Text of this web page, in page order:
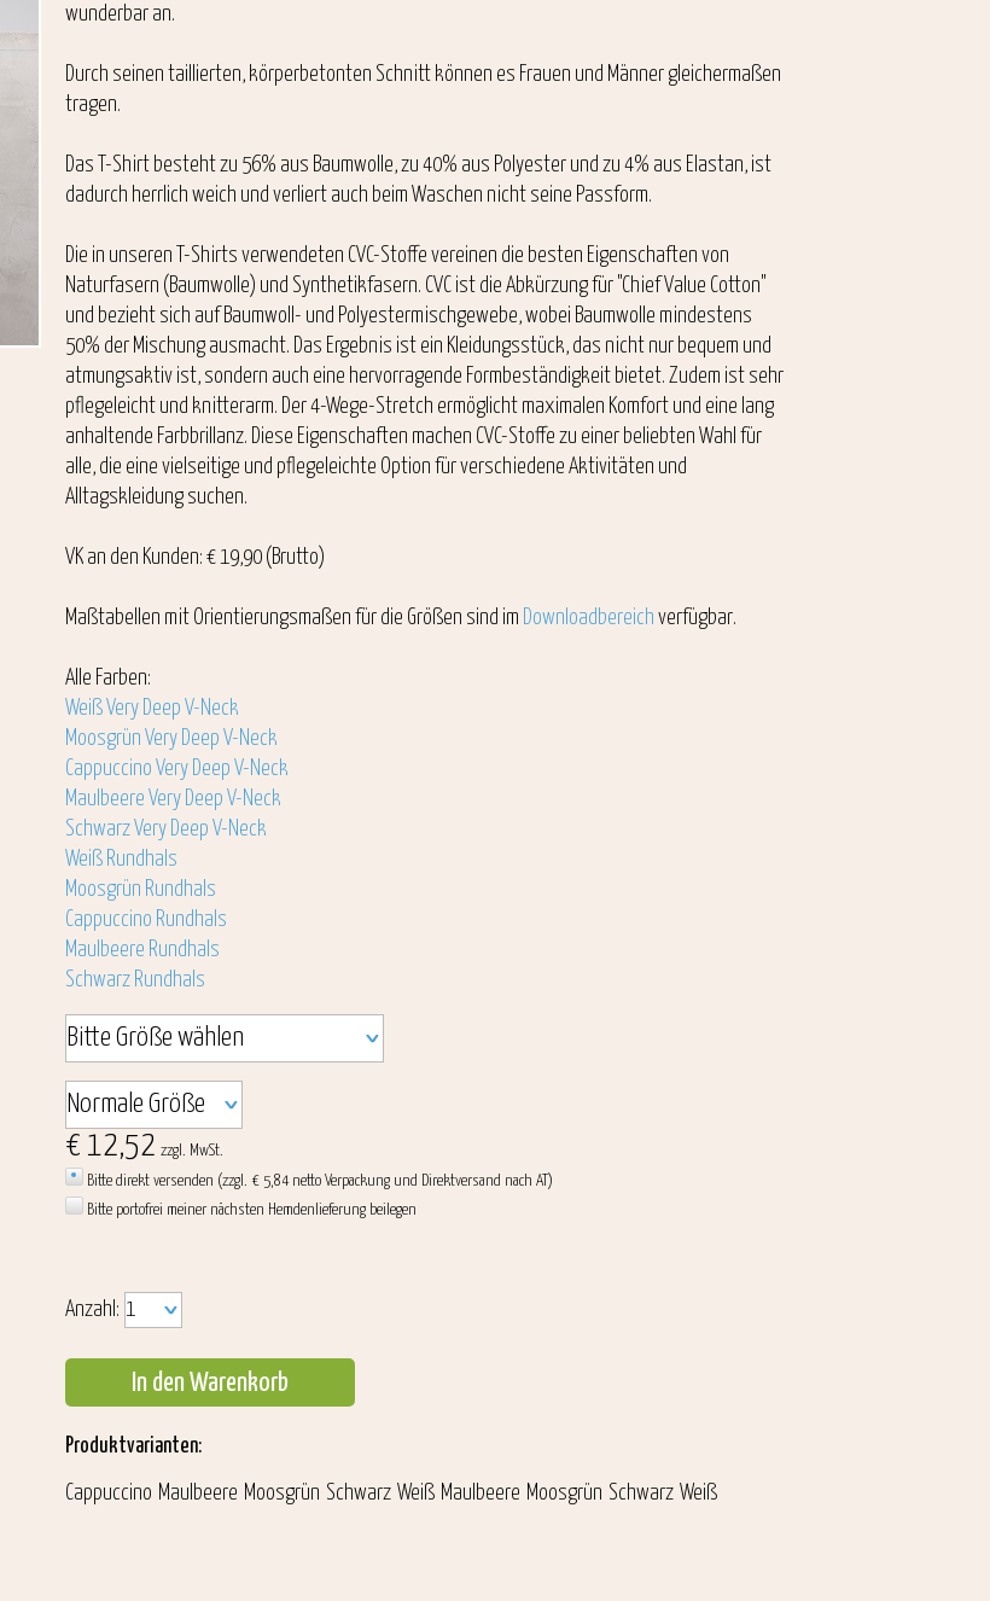
wunderbar an.
Durch seinen taillierten, körperbetonten Schnitt können es Frauen und Männer gleichermaßen
tragen.
Das T-Shirt besteht zu 56% aus Baumwolle, zu 40% aus Polyester und zu 4% aus Elastan, ist
dadurch herrlich weich und verliert auch beim Waschen nicht seine Passform.
Die in unseren T-Shirts verwendeten CVC-Stoffe vereinen die besten Eigenschaften von
Naturfasern (Baumwolle) und Synthetikfasern. CVC ist die Abkürzung für "Chief Value Cotton"
und bezieht sich auf Baumwoll- und Polyestermischgewebe, wobei Baumwolle mindestens
50% der Mischung ausmacht. Das Ergebnis ist ein Kleidungsstück, das nicht nur bequem und
atmungsaktiv ist, sondern auch eine hervorragende Formbeständigkeit bietet. Zudem ist sehr
pflegeleicht und knitterarm. Der 4-Wege-Stretch ermöglicht maximalen Komfort und eine lang
anhaltende Farbbrillanz. Diese Eigenschaften machen CVC-Stoffe zu einer beliebten Wahl für
alle, die eine vielseitige und pflegeleichte Option für verschiedene Aktivitäten und
Alltagskleidung suchen.
VK an den Kunden: € 19,90 (Brutto)
Maßtabellen mit Orientierungsmaßen für die Größen sind im Downloadbereich verfügbar.
Alle Farben:
Weiß Very Deep V-Neck
Moosgrün Very Deep V-Neck
Cappuccino Very Deep V-Neck
Maulbeere Very Deep V-Neck
Schwarz Very Deep V-Neck
Weiß Rundhals
Moosgrün Rundhals
Cappuccino Rundhals
Maulbeere Rundhals
Schwarz Rundhals
€ 12,52 zzgl. MwSt.
Bitte direkt versenden (zzgl. € 5,84 netto Verpackung und Direktversand nach AT)
Bitte portofrei meiner nächsten Hemdenlieferung beilegen
Anzahl:
In den Warenkorb
Produktvarianten:
Cappuccino Maulbeere Moosgrün Schwarz Weiß Maulbeere Moosgrün Schwarz Weiß